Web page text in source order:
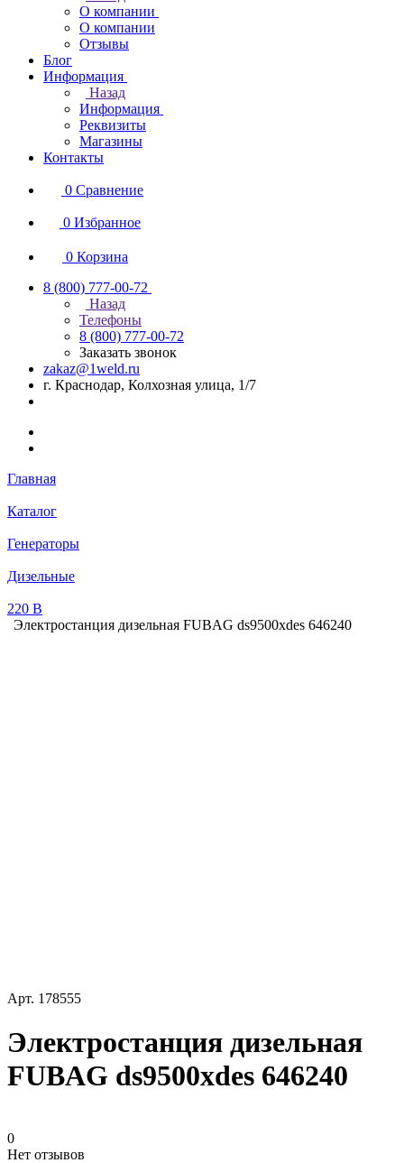
О компании
О компании
Отзывы
Блог
Информация
Назад
Информация
Реквизиты
Магазины
Контакты
0 Сравнение
0 Избранное
0 Корзина
8 (800) 777-00-72
Назад
Телефоны
8 (800) 777-00-72
Заказать звонок
zakaz@1weld.ru
г. Краснодар, Колхозная улица, 1/7
Главная
Каталог
Генераторы
Дизельные
220 В
Электростанция дизельная FUBAG ds9500xdes 646240
Арт. 178555
Электростанция дизельная
FUBAG ds9500xdes 646240
0
Нет отзывов